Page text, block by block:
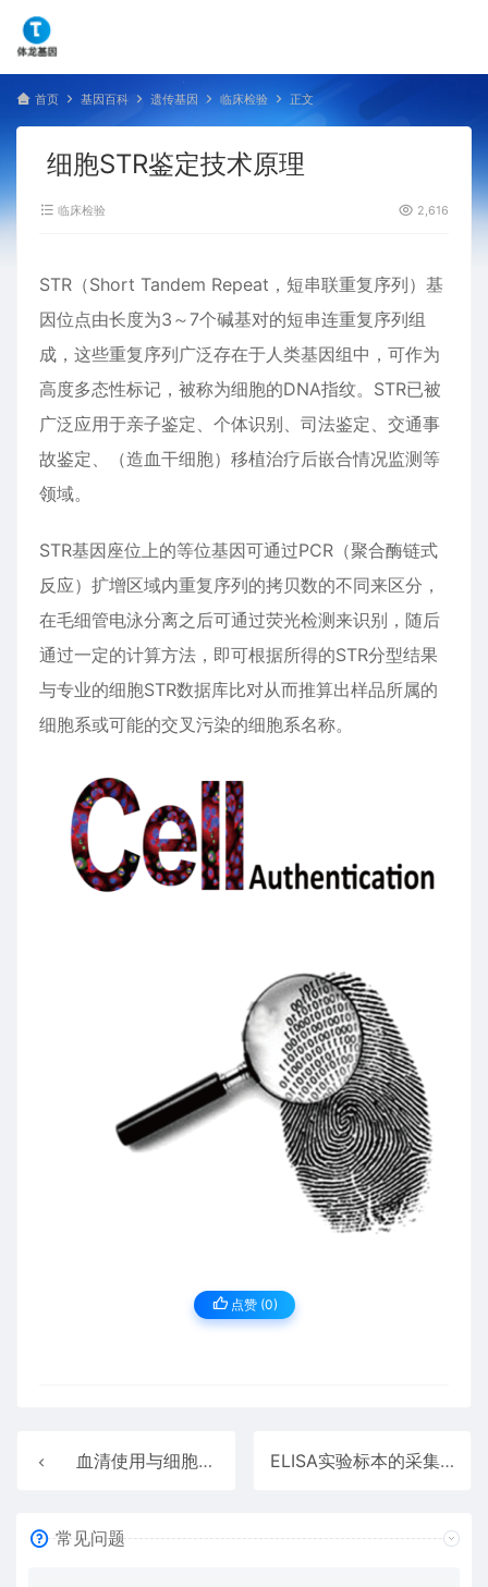
首页 基因百科 遗传基因 临床检验 正文
细胞STR鉴定技术原理
临床检验 2,616
STR（Short Tandem Repeat，短串联重复序列）基
因位点由长度为3～7个碱基对的短串连重复序列组
成，这些重复序列广泛存在于人类基因组中，可作为
高度多态性标记，被称为细胞的DNA指纹。STR已被
广泛应用于亲子鉴定、个体识别、司法鉴定、交通事
故鉴定、（造血干细胞）移植治疗后嵌合情况监测等
领域。
STR基因座位上的等位基因可通过PCR（聚合酶链式
反应）扩增区域内重复序列的拷贝数的不同来区分，
在毛细管电泳分离之后可通过荧光检测来识别，随后
通过一定的计算方法，即可根据所得的STR分型结果
与专业的细胞STR数据库比对从而推算出样品所属的
细胞系或可能的交叉污染的细胞系名称。
点赞 (0)
血清使用与细胞培养注意事项！ ELISA实验标本的采集/处理和保存
常见问题